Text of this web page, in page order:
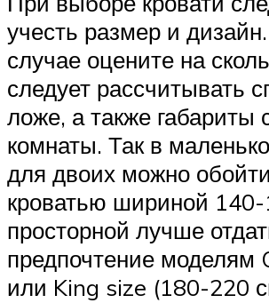
учесть размер и
случае оцените на
следует рассчитывать
ложе, а также габариты
комнаты. Так в
для двоих можно
кроватью шириной
просторной лучше
предпочтение моделям
или King size (180-220